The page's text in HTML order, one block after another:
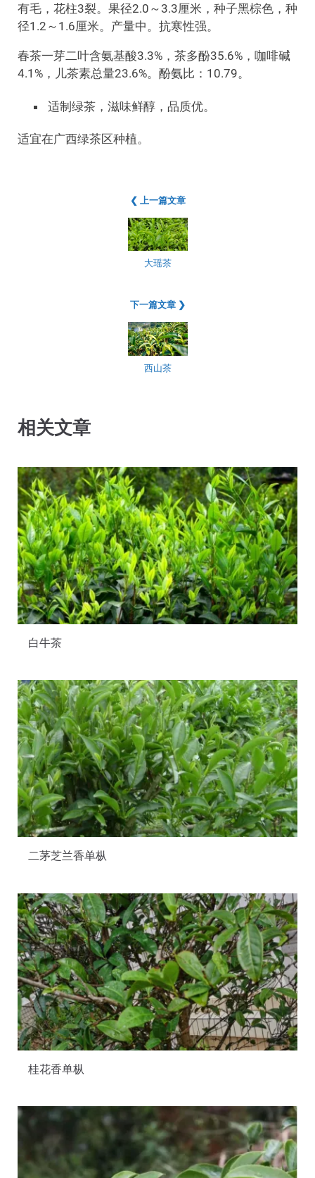
有毛，花柱3裂。果径2.0～3.3厘米，种子黑棕色，种
径1.2～1.6厘米。产量中。抗寒性强。
春茶一芽二叶含氨基酸3.3%，茶多酚35.6%，咖啡碱
4.1%，儿茶素总量23.6%。酚氨比：10.79。
适制绿茶，滋味鲜醇，品质优。
适宜在广西绿茶区种植。
❮ 上一篇文章
大瑶茶
下一篇文章 ❯
西山茶
相关文章
白牛茶
二茅芝兰香单枞
桂花香单枞